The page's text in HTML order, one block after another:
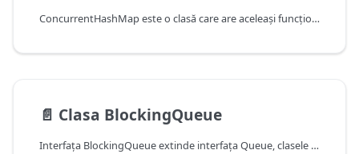
ConcurrentHashMap este o clasă care are aceleaşi funcţionalităţi ca un HashTable (nu HashMap, pentru că nu permite folosi null drept cheie sau valoare).
📄️ Clasa BlockingQueue
Interfaţa BlockingQueue extinde interfaţa Queue, clasele care o implementează fiind potrivite pentru programe paralele, în care pot exista probleme de concurenţă. Dintre acestea, cele mai relevante sunt ArrayBlockingQueue, LinkedBlockingQueue şi PriorityBlockingQueue. Toate simulează o structură de tip FIFO (coadă), cu operaţii thread-safe.